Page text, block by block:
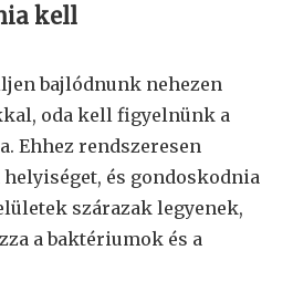
kell
bajlódnunk nehezen
oda kell figyelnünk a
Ehhez rendszeresen
és gondoskodnia
szárazak legyenek,
a baktériumok és a